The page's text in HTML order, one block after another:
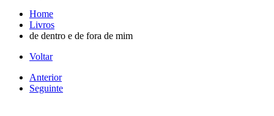
Home
Livros
de dentro e de fora de mim
Voltar
Anterior
Seguinte